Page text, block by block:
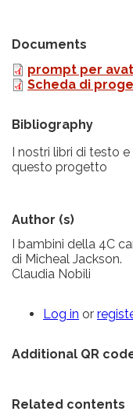
Documents
prompt per
Scheda di
Bibliography
I nostri libri di testo
questo progetto
Author (s)
I bambini della 4C
di Micheal Jackson.
Claudia Nobili
Log in or
Additional QR
Related contents